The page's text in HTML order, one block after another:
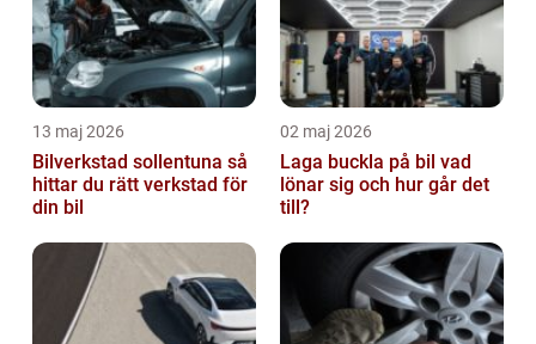
13 maj 2026
Bilverkstad sollentuna så
hittar du rätt verkstad för
din bil
02 maj 2026
Laga buckla på bil vad
lönar sig och hur går det
till?